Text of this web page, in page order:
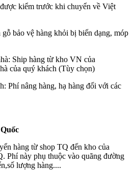
kiểm trước khi chuyển về Việt
bảo vệ hàng khỏi bị biến dạng, móp
Ship hàng từ kho VN của
của quý khách (Tùy chọn)
Phí nâng hàng, hạ hàng đối với các
hàng từ shop TQ đến kho của
Phí này phụ thuộc vào quãng đường
lượng hàng....